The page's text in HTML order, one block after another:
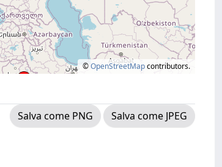
©OpenStreetMapcontributors.
Salva come PNG
Salva come JPEG